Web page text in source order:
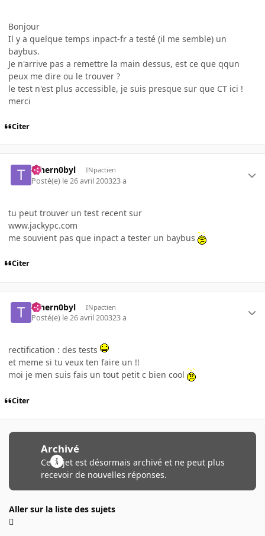
Bonjour
Il y a quelque temps inpact-fr a testé (il me semble) un
baybus.
Je n'arrive pas a remettre la main dessus, est ce que qqun
peux me dire ou le trouver ?
le test n'est plus accessible, je suis presque sur que CT ici !
merci
Citer
Tchern0byl INpactien
Posté(e) le 26 avril 200323 a
tu peut trouver un test recent sur
www.jackypc.com
me souvient pas que inpact a tester un baybus
Citer
Tchern0byl INpactien
Posté(e) le 26 avril 200323 a
rectification : des tests
et meme si tu veux ten faire un !!
moi je men suis fais un tout petit c bien cool
Citer
Archivé
Ce sujet est désormais archivé et ne peut plus
recevoir de nouvelles réponses.
Aller sur la liste des sujets